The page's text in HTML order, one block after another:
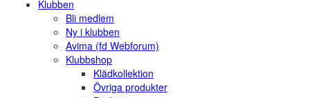
Klubben
Bli medlem
Ny i klubben
Avima (fd Webforum)
Klubbshop
Klädkollektion
Övriga produkter